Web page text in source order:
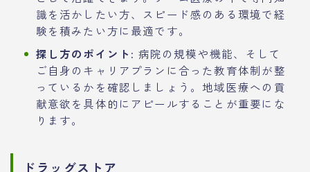
識を活かしたい方、スピード感のある環境で経
験を積みたい方に最適です。
探し方のポイント: 病院の規模や機能、そして
ご自身のキャリアプランに合った教育体制が整
っているかを確認しましょう。地域医療への貢
献意欲を具体的にアピールすることが重要にな
ります。
ドラッグストア